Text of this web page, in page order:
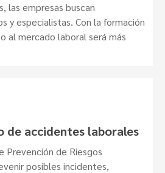
las empresas buscan
y especialistas. Con la formación
al mercado laboral será más
de accidentes laborales
Prevención de Riesgos
posibles incidentes,